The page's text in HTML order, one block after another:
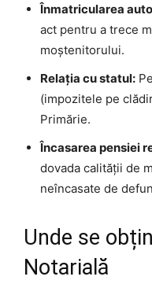
Înmatricularea
act pentru a trece
moștenitorului.
Relația cu statul:
(impozitele pe
Primărie.
Încasarea pensiei
dovada calității de
neîncasate de
Unde se
Notarială